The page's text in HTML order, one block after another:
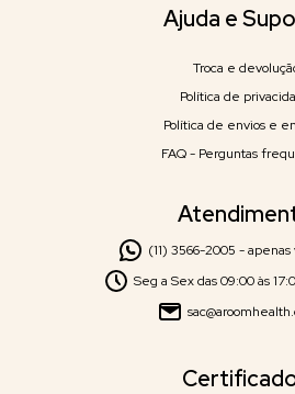
Ajuda e
Troca e
Política de
Política de envios e
FAQ - Perguntas
(11) 3566-2005 -
Seg a Sex das 09:00 às